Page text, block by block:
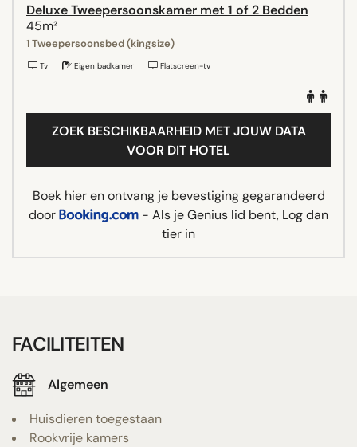
Deluxe Tweepersoonskamer met 1 of 2 Bedden
45m²
1 Tweepersoonsbed (kingsize)
Tv Eigen badkamer Flatscreen-tv
ZOEK BESCHIKBAARHEID MET JOUW DATA
VOOR DIT HOTEL
Boek hier en ontvang je bevestiging gegarandeerd
door
- Als je Genius lid bent, Log dan
tier in
FACILITEITEN
Algemeen
Huisdieren toegestaan
Rookvrije kamers